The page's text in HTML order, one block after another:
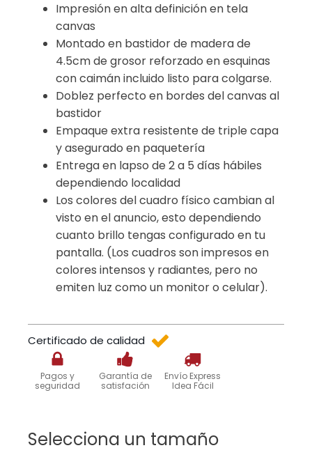
Impresión en alta definición en tela
canvas
Montado en bastidor de madera de
4.5cm de grosor reforzado en esquinas
con caimán incluido listo para colgarse.
Doblez perfecto en bordes del canvas al
bastidor
Empaque extra resistente de triple capa
y asegurado en paquetería
Entrega en lapso de 2 a 5 días hábiles
dependiendo localidad
Los colores del cuadro físico cambian al
visto en el anuncio, esto dependiendo
cuanto brillo tengas configurado en tu
pantalla. (Los cuadros son impresos en
colores intensos y radiantes, pero no
emiten luz como un monitor o celular).
Certificado de calidad
Pagos y
seguridad
Garantía de
satisfación
Envío Express
Idea Fácil
Selecciona un tamaño